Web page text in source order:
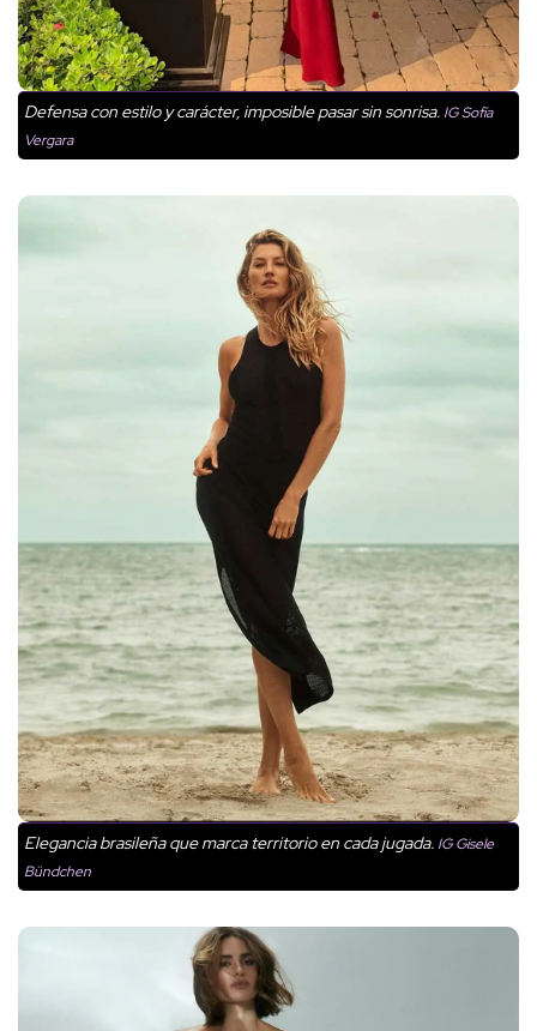
Defensa con estilo y carácter, imposible pasar sin sonrisa. IG Sofía
Vergara
Elegancia brasileña que marca territorio en cada jugada. IG Gisele
Bündchen